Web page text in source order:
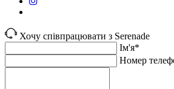
Хочу співпрацювати з Serenade
Ім'я*
Номер